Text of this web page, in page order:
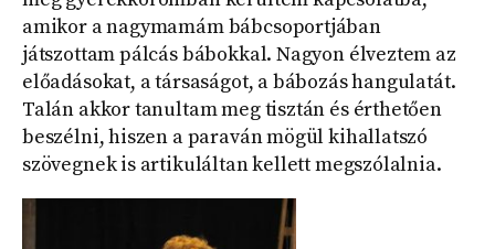
amikor a nagymamám bábcsoportjában
játszottam pálcás bábokkal. Nagyon élveztem az
előadásokat, a társaságot, a bábozás hangulatát.
Talán akkor tanultam meg tisztán és érthetően
beszélni, hiszen a paraván mögül kihallatszó
szövegnek is artikuláltan kellett megszólalnia.